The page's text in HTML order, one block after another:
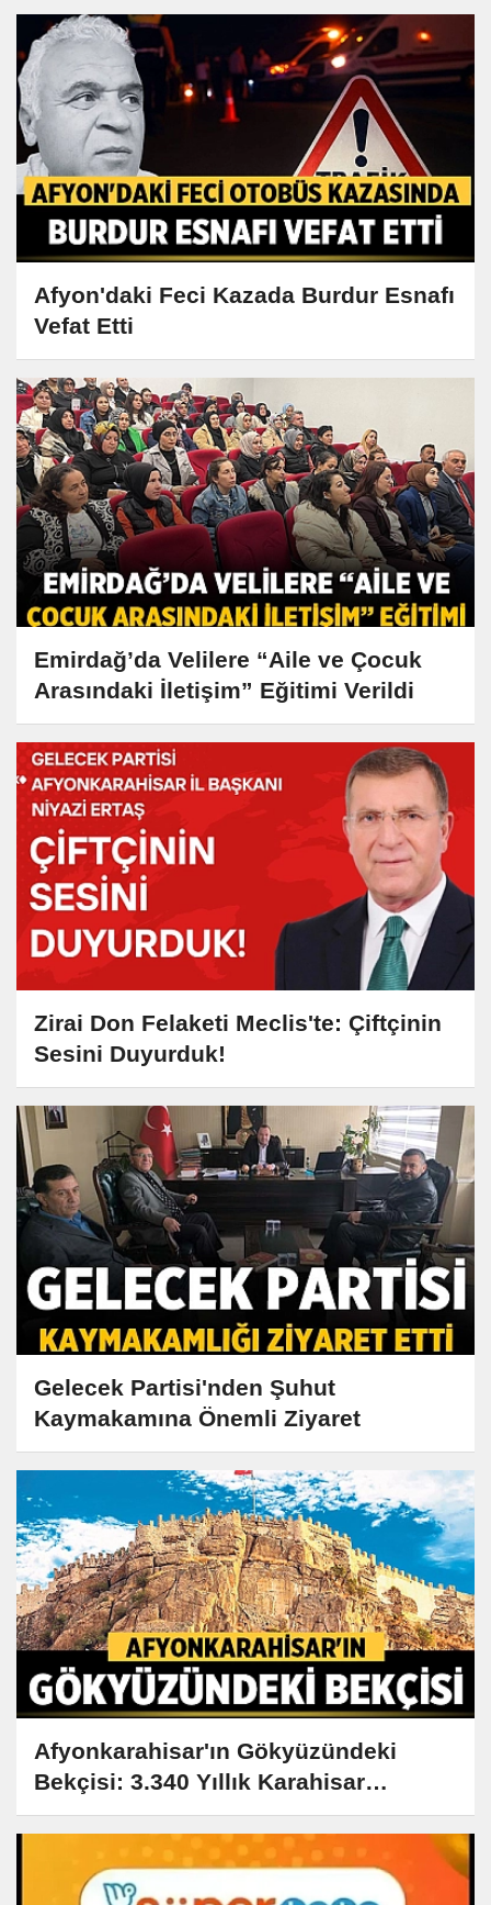
Afyon'daki Feci Kazada Burdur Esnafı
Vefat Etti
Emirdağ’da Velilere “Aile ve Çocuk
Arasındaki İletişim” Eğitimi Verildi
Zirai Don Felaketi Meclis'te: Çiftçinin
Sesini Duyurduk!
Gelecek Partisi'nden Şuhut
Kaymakamına Önemli Ziyaret
Afyonkarahisar'ın Gökyüzündeki
Bekçisi: 3.340 Yıllık Karahisar
Kalesi'nin Sırları